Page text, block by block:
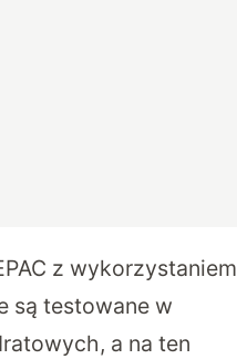
z wykorzystaniem
są testowane w
a na ten